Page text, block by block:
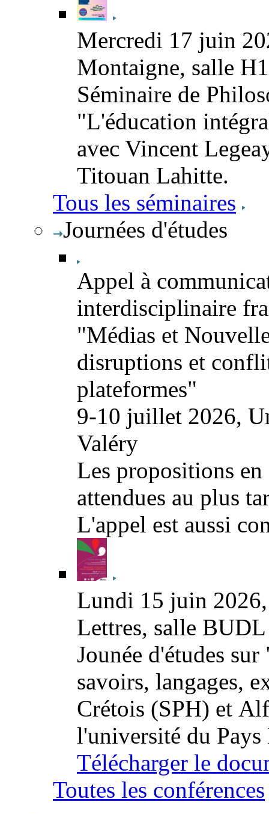
Mercredi 17 juin
Montaigne, salle
Séminaire de
"L'éducation
avec Vincent
Titouan Lahitte.
Tous les séminaires
Journées d'études
Appel à
interdisciplinaire
"Médias et
disruptions et
plateformes"
9-10 juillet 2026,
Valéry
Les propositions
attendues au plus
L'appel est aussi
Lundi 15 juin
Lettres, salle
Jounée d'études
savoirs, langages,
Crétois (SPH) et
l'université du Pays
Télécharger le
Toutes les conférences